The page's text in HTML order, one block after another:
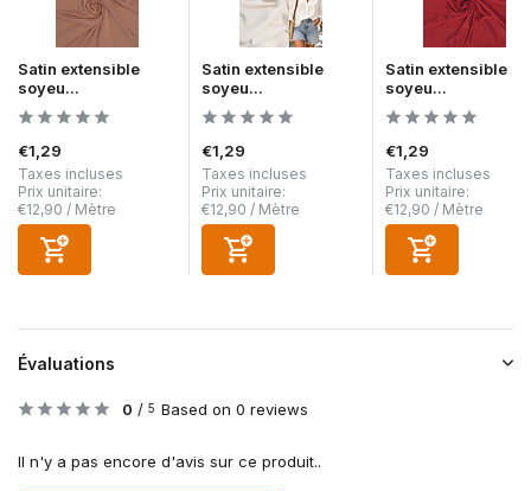
Satin extensible
soyeu...
€1,29
Taxes incluses
Prix unitaire:
€12,90 / Mètre
Satin extensible
soyeu...
€1,29
Taxes incluses
Prix unitaire:
€12,90 / Mètre
Satin extensible
soyeu...
€1,29
Taxes incluses
Prix unitaire:
€12,90 / Mètre
Évaluations
0 / 5 Based on 0 reviews
Il n'y a pas encore d'avis sur ce produit..